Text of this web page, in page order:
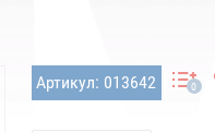
Артикул: 013642 0